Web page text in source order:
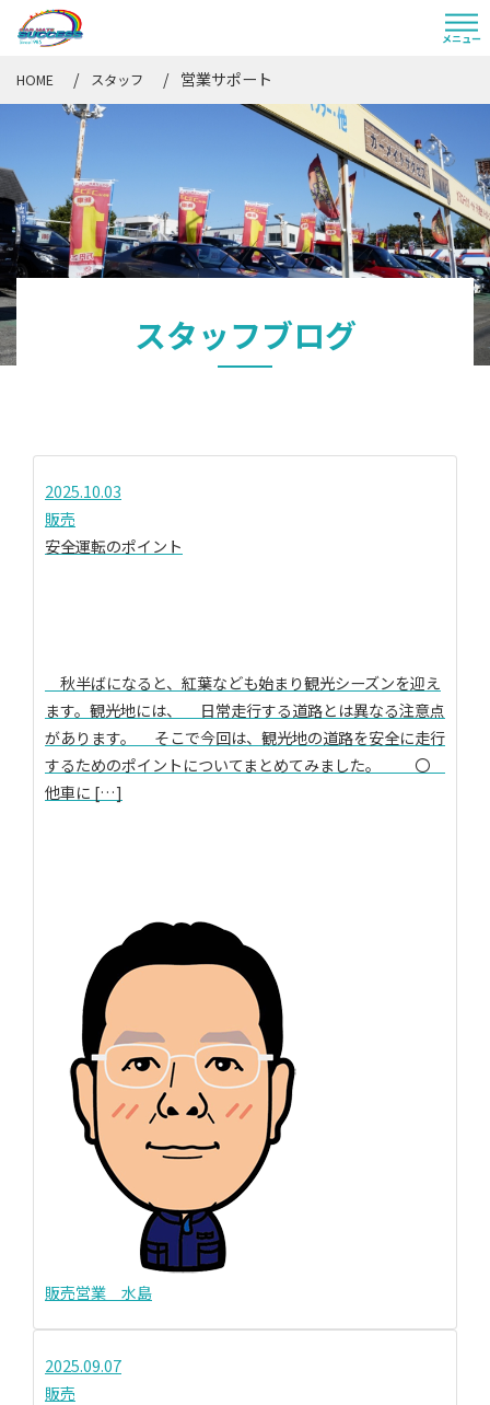
HOME スタッフ 営業サポート
スタッフブログ
2025.10.03
販売
安全運転のポイント
秋半ばになると、紅葉なども始まり観光シーズンを迎え
ます。観光地には、 日常走行する道路とは異なる注意点
があります。 そこで今回は、観光地の道路を安全に走行
するためのポイントについてまとめてみました。 〇
他車に […]
販売営業 水島
2025.09.07
販売